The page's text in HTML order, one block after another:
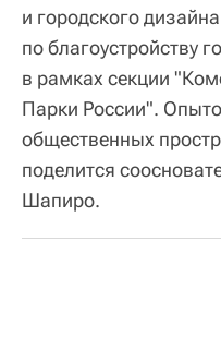
и городского
по благоустройству
в рамках секции
Парки России".
общественных
поделится
Шапиро.